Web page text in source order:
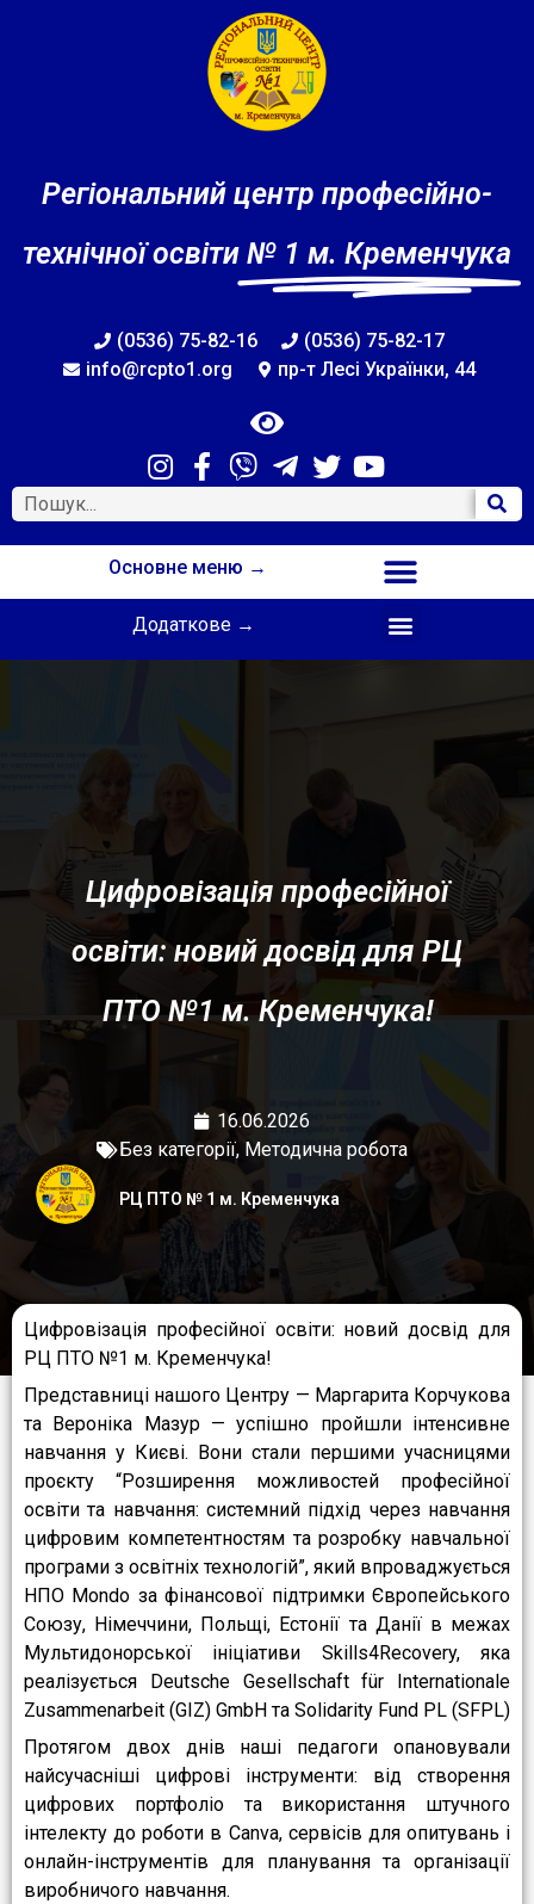
Регіональний центр професійно-
технічної освіти № 1 м. Кременчука
(0536) 75-82-16
(0536) 75-82-17
info@rcpto1.org
пр-т Лесі Українки, 44
Основне меню →
Додаткове →
Цифровізація професійної
освіти: новий досвід для РЦ
ПТО №1 м. Кременчука!
16.06.2026
Без категорії, Методична робота
РЦ ПТО № 1 м. Кременчука
Цифровізація професійної освіти: новий досвід для
РЦ ПТО №1 м. Кременчука!
Представниці нашого Центру — Маргарита Корчукова
та Вероніка Мазур — успішно пройшли інтенсивне
навчання у Києві. Вони стали першими учасницями
проєкту “Розширення можливостей професійної
освіти та навчання: системний підхід через навчання
цифровим компетентностям та розробку навчальної
програми з освітніх технологій”, який впроваджується
НПО Mondo за фінансової підтримки Європейського
Союзу, Німеччини, Польщі, Естонії та Данії в межах
Мультидонорської ініціативи Skills4Recovery, яка
реалізується Deutsche Gesellschaft für Internationale
Zusammenarbeit (GIZ) GmbH та Solidarity Fund PL (SFPL)
Протягом двох днів наші педагоги опановували
найсучасніші цифрові інструменти: від створення
цифрових портфоліо та використання штучного
інтелекту до роботи в Canva, сервісів для опитувань і
онлайн-інструментів для планування та організації
виробничого навчання.